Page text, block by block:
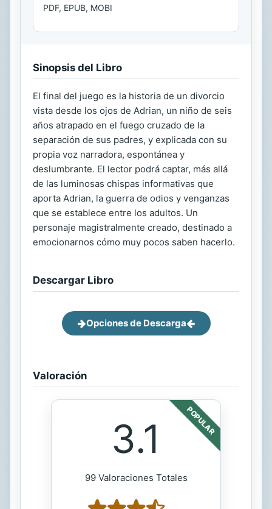
PDF, EPUB, MOBI
Sinopsis del Libro
El final del juego es la historia de un divorcio
vista desde los ojos de Adrian, un niño de seis
años atrapado en el fuego cruzado de la
separación de sus padres, y explicada con su
propia voz narradora, espontánea y
deslumbrante. El lector podrá captar, más allá
de las luminosas chispas informativas que
aporta Adrian, la guerra de odios y venganzas
que se establece entre los adultos. Un
personaje magistralmente creado, destinado a
emocionarnos cómo muy pocos saben hacerlo.
Descargar Libro
Opciones de Descarga
Valoración
POPULAR
3.1
99 Valoraciones Totales